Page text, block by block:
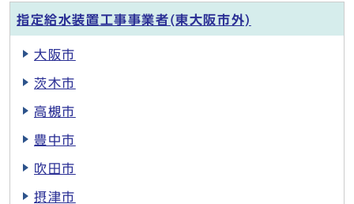
指定給水装置工事事業者(東大阪市外)
大阪市
茨木市
高槻市
豊中市
吹田市
摂津市